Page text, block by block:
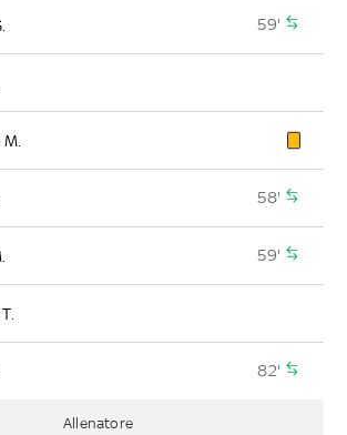
59'
58'
59'
82'
Allenatore